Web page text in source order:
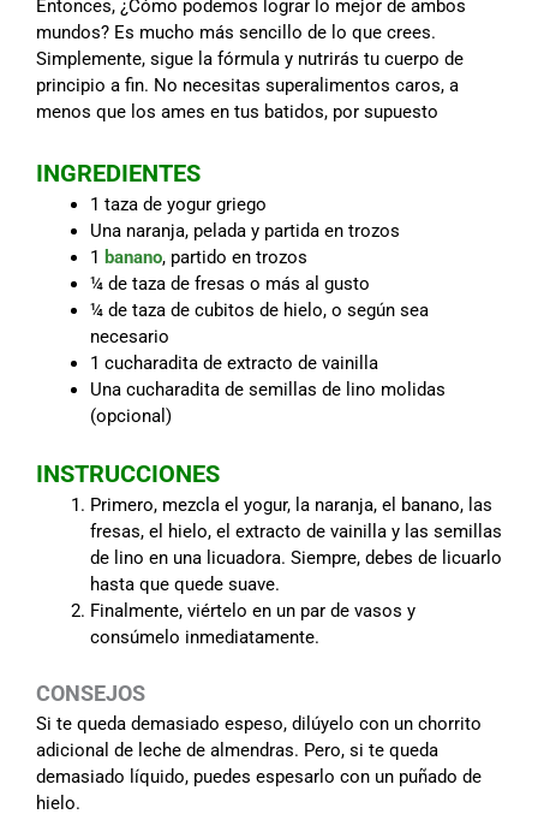
Entonces, ¿Cómo podemos lograr lo mejor de ambos
mundos? Es mucho más sencillo de lo que crees.
Simplemente, sigue la fórmula y nutrirás tu cuerpo de
principio a fin. No necesitas superalimentos caros, a
menos que los ames en tus batidos, por supuesto
INGREDIENTES
1 taza de yogur griego
Una naranja, pelada y partida en trozos
1 banano, partido en trozos
¼ de taza de fresas o más al gusto
¼ de taza de cubitos de hielo, o según sea
necesario
1 cucharadita de extracto de vainilla
Una cucharadita de semillas de lino molidas
(opcional)
INSTRUCCIONES
Primero, mezcla el yogur, la naranja, el banano, las
fresas, el hielo, el extracto de vainilla y las semillas
de lino en una licuadora. Siempre, debes de licuarlo
hasta que quede suave.
Finalmente, viértelo en un par de vasos y
consúmelo inmediatamente.
CONSEJOS
Si te queda demasiado espeso, dilúyelo con un chorrito
adicional de leche de almendras. Pero, si te queda
demasiado líquido, puedes espesarlo con un puñado de
hielo.